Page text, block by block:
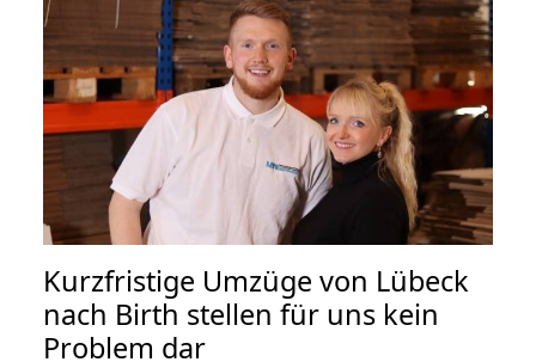
Kurzfristige Umzüge von Lübeck
nach Birth stellen für uns kein
Problem dar